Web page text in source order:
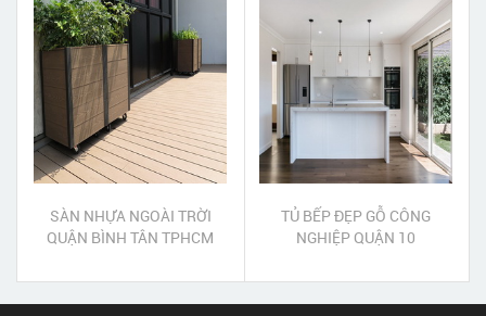
SÀN NHỰA NGOÀI TRỜI
QUẬN BÌNH TÂN TPHCM
TỦ BẾP ĐẸP GỖ CÔNG
NGHIỆP QUẬN 10